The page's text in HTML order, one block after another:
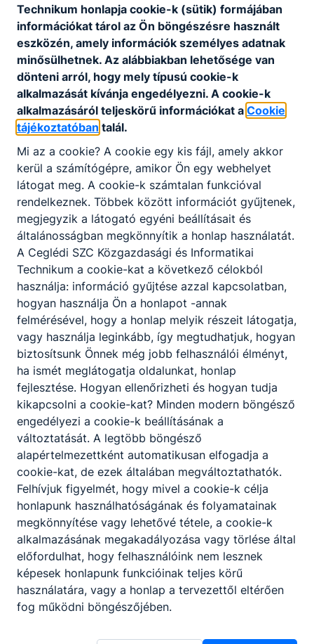
Munkavédelmi szabályzat
Letöltés
Partnereink
Ceglédi SZC Közgazdasági és Informatikai
Technikum
Technikum honlapja cookie-k (sütik) formájában
információkat tárol az Ön böngészésre használt
eszközén, amely információk személyes adatnak
minősülhetnek. Az alábbiakban lehetősége van
dönteni arról, hogy mely típusú cookie-k
alkalmazását kívánja engedélyezni. A cookie-k
alkalmazásáról teljeskörű információkat a Cookie
tájékoztatóban talál.
Mi az a cookie? A cookie egy kis fájl, amely akkor
kerül a számítógépre, amikor Ön egy webhelyet
látogat meg. A cookie-k számtalan funkcióval
rendelkeznek. Többek között információt gyűjtenek,
megjegyzik a látogató egyéni beállításait és
általánosságban megkönnyítik a honlap használatát.
A Ceglédi SZC Közgazdasági és Informatikai
Technikum a cookie-kat a következő célokból
használja: információ gyűjtése azzal kapcsolatban,
hogyan használja Ön a honlapot -annak
felmérésével, hogy a honlap melyik részeit látogatja,
vagy használja leginkább, így megtudhatjuk, hogyan
biztosítsunk Önnek még jobb felhasználói élményt,
ha ismét meglátogatja oldalunkat, honlap
fejlesztése. Hogyan ellenőrizheti és hogyan tudja
kikapcsolni a cookie-kat? Minden modern böngésző
engedélyezi a cookie-k beállításának a
változtatását. A legtöbb böngésző
alapértelmezettként automatikusan elfogadja a
cookie-kat, de ezek általában megváltoztathatók.
Felhívjuk figyelmét, hogy mivel a cookie-k célja
honlapunk használhatóságának és folyamatainak
megkönnyítése vagy lehetővé tétele, a cookie-k
alkalmazásának megakadályozása vagy törlése által
előfordulhat, hogy felhasználóink nem lesznek
képesek honlapunk funkcióinak teljes körű
használatára, vagy a honlap a tervezettől eltérően
fog működni böngészőjében.